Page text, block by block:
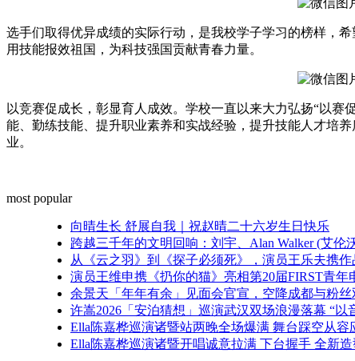
德
寿
重
举
行。
年
选手们取得优异成绩的实际行动，是我校学子学习的榜样，
用技能报效祖国，为科技强国贡献青春力量。
以竞赛促成长，彰显育人成效。学校一直以来大力弘扬“以
能、勤练技能、提升职业素养和实战经验，提升技能人才培
业。
most popular
向晴生长 舒展自我｜祝赵晴二十六岁生日快乐
跨越三千年的文明回响：刘宇、Alan Walker (艾伦
从《云之羽》到《探子必须死》，演员王乐夫携
演员王维申携《扔你的猫》亮相第20届FIRST青
余景天「年年有余」见面会官宣，空降成都与粉丝
许嵩2026「安泊猜想」巡演武汉双场浪漫落幕 “以
Ella陈嘉桦巡演诸暨站两晚全场爆满 舞台踩空从容
Ella陈嘉桦巡演诸暨开唱诚意拉满 下台握手 全新